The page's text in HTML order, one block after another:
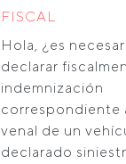
FISCAL
Hola, ¿es
declarar
indemnización
correspondiente
venal de un
declarado